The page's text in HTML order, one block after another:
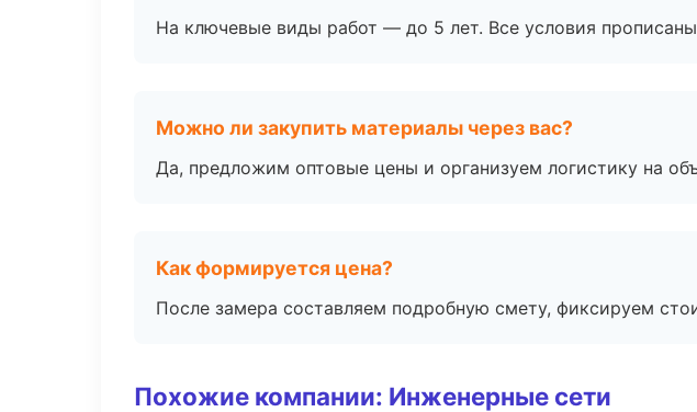
На ключевые виды работ — до 5 лет. Все условия
Можно ли закупить материалы через вас?
Да, предложим оптовые цены и организуем логистику на
Как формируется цена?
После замера составляем подробную смету, фиксируем
Похожие компании: Инженерные сети